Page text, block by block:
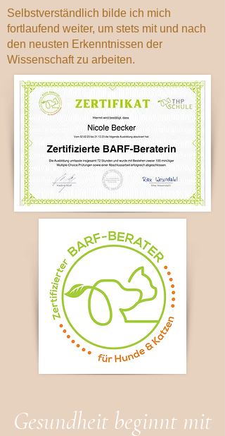
Selbstverständlich bilde ich mich
fortlaufend weiter, um stets mit und nach
den neusten Erkenntnissen der
Wissenschaft zu arbeiten.
Gesundheit beginnt mit